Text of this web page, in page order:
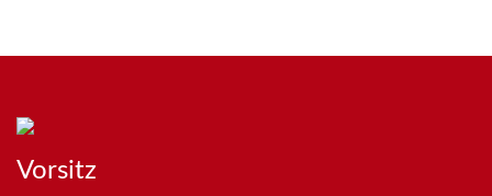
Vorsitz